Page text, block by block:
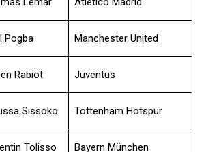
Pogba Manchester United
Rabiot Juventus
Sissoko Tottenham Hotspur
Tolisso Bayern München